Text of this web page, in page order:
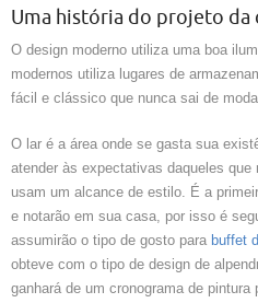
Uma história do projeto da
O design moderno utiliza uma boa
modernos utiliza lugares de
fácil e clássico que nunca sai de
O lar é a área onde se gasta sua
atender às expectativas daqueles
usam um alcance de estilo. É a
e notarão em sua casa, por isso é
assumirão o tipo de gosto para buffet
obteve com o tipo de design de
ganhará de um cronograma de